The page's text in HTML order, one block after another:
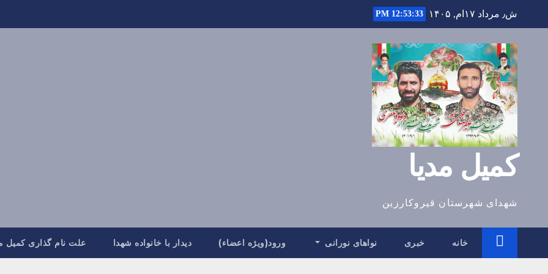
to
ش٫ مرداد ۱۷ام, ۱۴۰۵ 12:53:34 PM
کمیل مدیا
شهدای شهرستان قیروکارزین
خانه خبری نواهای نورانی ورود(ویژه اعضاء) دیدار با خانواده شهدا علت نام گذاری کمیل